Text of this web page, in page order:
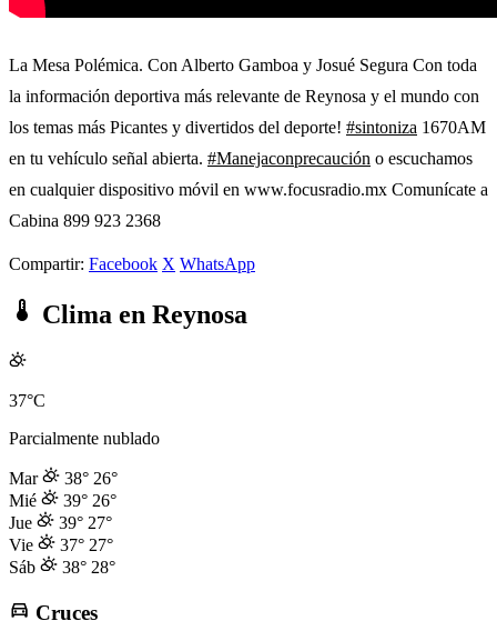
La Mesa Polémica. Con Alberto Gamboa y Josué Segura Con toda
la información deportiva más relevante de Reynosa y el mundo con
los temas más Picantes y divertidos del deporte! #sintoniza 1670AM
en tu vehículo señal abierta. #Manejaconprecaución o escuchamos
en cualquier dispositivo móvil en www.focusradio.mx Comunícate a
Cabina 899 923 2368
Compartir: Facebook X WhatsApp
Clima en Reynosa
37°C
Parcialmente nublado
Mar 38° 26°
Mié
39° 26°
Jue
39° 27°
Vie
37° 27°
Sáb
38° 28°
Cruces